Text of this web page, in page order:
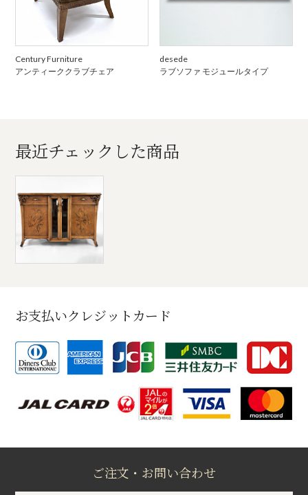
Century Furniture
アンティーククラブチェア
desede
ラブソファ モジュールタイプ
最近チェックした商品
お支払いクレジットカード
ご注文・お問い合わせ